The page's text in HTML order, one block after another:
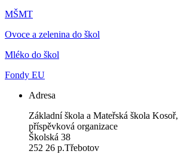
MŠMT
Ovoce a zelenina do škol
Mléko do škol
Fondy EU
Adresa
Základní škola a Mateřská škola Kosoř,
příspěvková organizace
Školská 38
252 26 p.Třebotov